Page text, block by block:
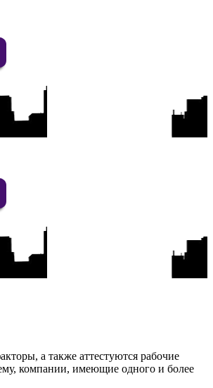
а также аттестуются рабочие
компании, имеющие одного и более